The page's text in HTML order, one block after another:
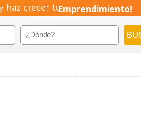
haz crecer tuEmprendimiento!